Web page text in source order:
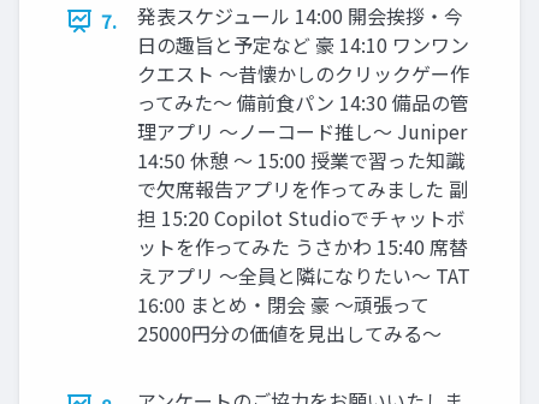
7.
発表スケジュール 14:00 開会挨拶・今
日の趣旨と予定など 豪 14:10 ワンワン
クエスト ～昔懐かしのクリックゲー作
ってみた～ 備前食パン 14:30 備品の管
理アプリ ～ノーコード推し～ Juniper
14:50 休憩 ～ 15:00 授業で習った知識
で欠席報告アプリを作ってみました 副
担 15:20 Copilot Studioでチャットボ
ットを作ってみた うさかわ 15:40 席替
えアプリ ～全員と隣になりたい～ TAT
16:00 まとめ・閉会 豪 ～頑張って
25000円分の価値を見出してみる～